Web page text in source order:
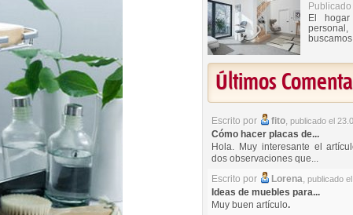
El
Últimos
Escrito por fito, publicado el
Cómo hacer placas de...
Hola. Muy interesante el
dos observaciones que...
Escrito por
Lorena, publicado
Ideas de muebles para...
Muy buen artículo.